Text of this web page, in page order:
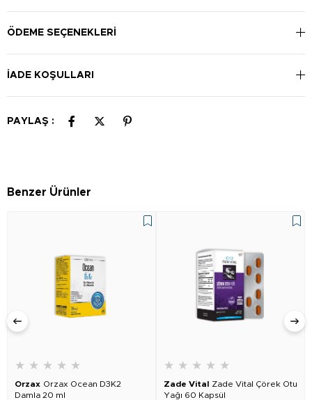
ÖDEME SEÇENEKLERI
İADE KOŞULLARI
PAYLAŞ :
Benzer Ürünler
★ ★ ★ ★ ★
Orzax Orzax Ocean D3K2
Damla 20 ml
★ ★ ★ ★ ★
Zade Vital Zade Vital Çörek Otu
Yağı 60 Kapsül